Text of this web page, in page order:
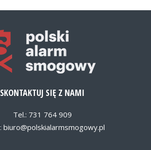
SKONTAKTUJ SIĘ Z NAMI
Tel.: 731 764 909
biuro@polskialarmsmogowy.pl